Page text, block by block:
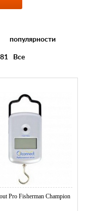
популярности
81 Все
Pro Fisherman Champion